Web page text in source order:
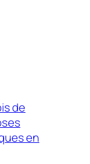
de
en